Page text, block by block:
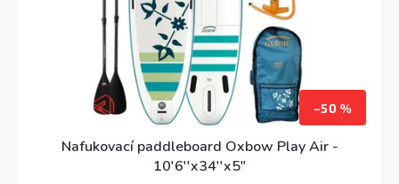
–50 %
Nafukovací paddleboard Oxbow Play Air -
10'6''x34''x5"